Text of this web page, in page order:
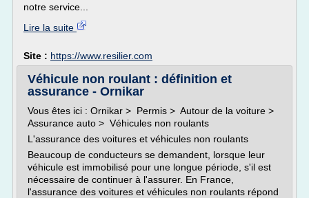
notre service...
Lire la suite
Site : https://www.resilier.com
Véhicule non roulant : définition et
assurance - Ornikar
Vous êtes ici : Ornikar > Permis > Autour de la voiture >
Assurance auto > Véhicules non roulants
L'assurance des voitures et véhicules non roulants
Beaucoup de conducteurs se demandent, lorsque leur
véhicule est immobilisé pour une longue période, s'il est
nécessaire de continuer à l'assurer. En France,
l'assurance des voitures et véhicules non roulants répond